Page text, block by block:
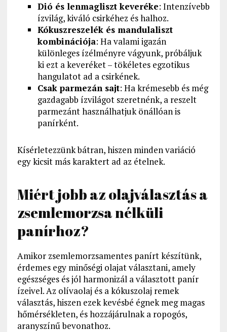
Dió és lenmagliszt keveréke: Intenzívebb
ízvilág, kiváló csirkéhez és halhoz.
Kókuszreszelék és mandulaliszt
kombinációja: Ha valami igazán
különleges ízélményre vágyunk, próbáljuk
ki ezt a keveréket – tökéletes egzotikus
hangulatot ad a csirkének.
Csak parmezán sajt: Ha krémesebb és még
gazdagabb ízvilágot szeretnénk, a reszelt
parmezánt használhatjuk önállóan is
panírként.
Kísérletezzünk bátran, hiszen minden variáció
egy kicsit más karaktert ad az ételnek.
Miért jobb az olajválasztás a
zsemlemorzsa nélküli
panírhoz?
Amikor zsemlemorzsamentes panírt készítünk,
érdemes egy minőségi olajat választani, amely
egészséges és jól harmonizál a választott panír
ízeivel. Az olívaolaj és a kókuszolaj remek
választás, hiszen ezek kevésbé égnek meg magas
hőmérsékleten, és hozzájárulnak a ropogós,
aranyszínű bevonathoz.